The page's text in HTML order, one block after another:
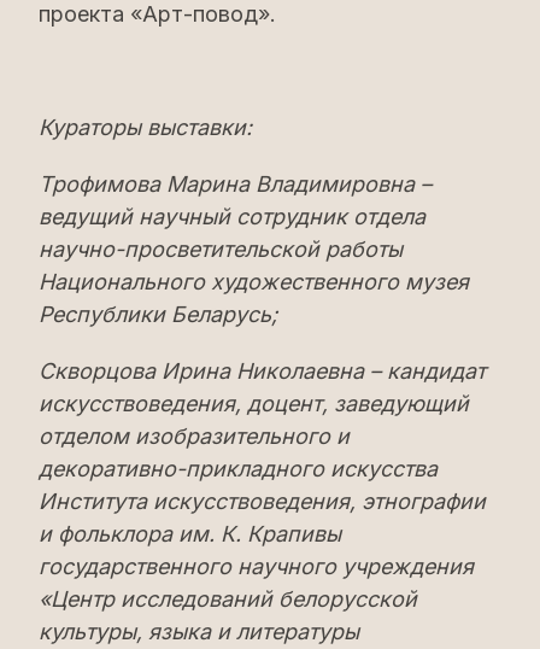
проекта «Арт-повод».
Кураторы выставки:
Трофимова Марина Владимировна –
ведущий научный сотрудник отдела
научно-просветительской работы
Национального художественного музея
Республики Беларусь;
Скворцова Ирина Николаевна – кандидат
искусствоведения, доцент, заведующий
отделом изобразительного и
декоративно-прикладного искусства
Института искусствоведения, этнографии
и фольклора им. К. Крапивы
государственного научного учреждения
«Центр исследований белорусской
культуры, языка и литературы